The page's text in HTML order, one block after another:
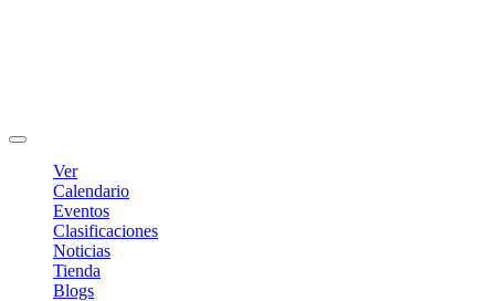
Ver
Calendario
Eventos
Clasificaciones
Noticias
Tienda
Blogs